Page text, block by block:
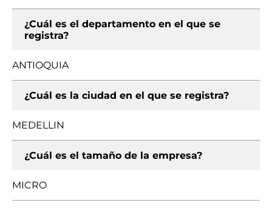
¿Cuál es el departamento en el que se
registra?
ANTIOQUIA
¿Cuál es la ciudad en el que se registra?
MEDELLIN
¿Cuál es el tamaño de la empresa?
MICRO